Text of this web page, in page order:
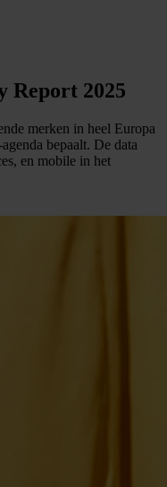
Report 2025
merken in heel Europa
bepaalt. De data
en mobile in het